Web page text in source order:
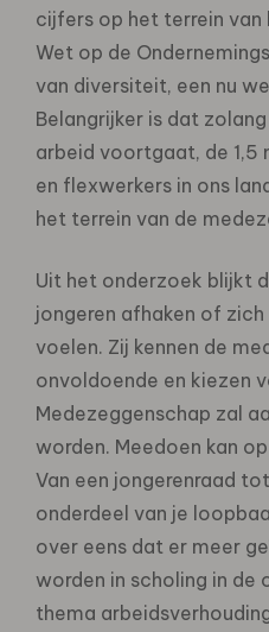
cijfers op het terrein
Wet op de
van diversiteit, een nu
Belangrijker is dat
arbeid voortgaat, de 1,5
en flexwerkers in ons
het terrein van de
Uit het onderzoek blijkt
jongeren afhaken of
voelen. Zij kennen de
onvoldoende en kiezen
Medezeggenschap zal
worden. Meedoen kan
Van een jongerenraad
onderdeel van je
over eens dat er meer
worden in scholing in de
thema